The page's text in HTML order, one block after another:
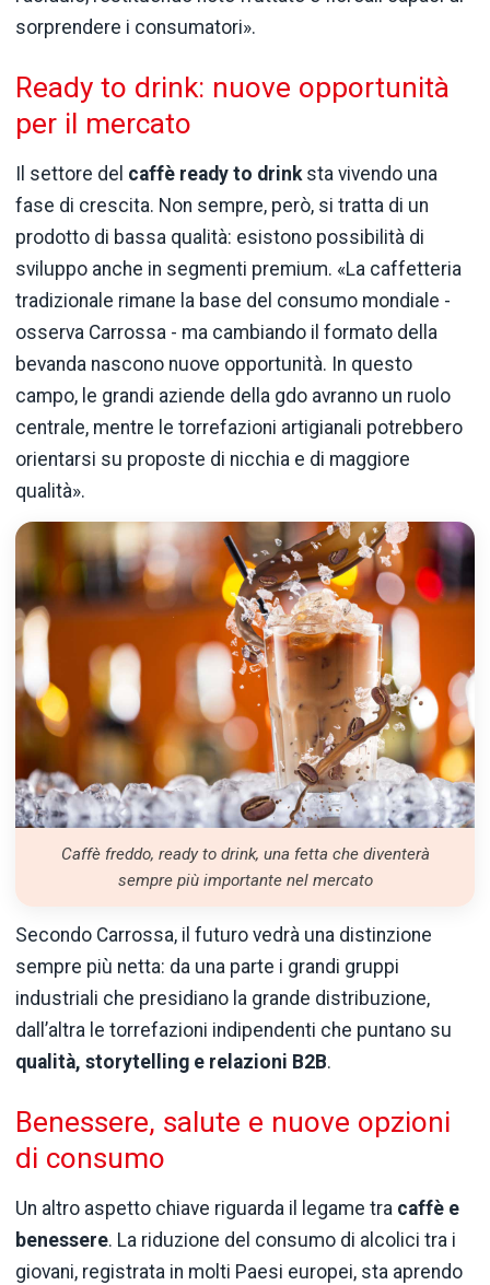
sorprendere i consumatori».
Ready to drink: nuove opportunità
per il mercato
Il settore del caffè ready to drinksta vivendo una
fase di crescita. Non sempre, però, si tratta di un
prodotto di bassa qualità: esistono possibilità di
sviluppo anche in segmenti premium. «La caffetteria
tradizionale rimane la base del consumo mondiale -
osserva Carrossa - ma cambiando il formato della
bevanda nascono nuove opportunità. In questo
campo, le grandi aziende della gdo avranno un ruolo
centrale, mentre le torrefazioni artigianali potrebbero
orientarsi su proposte di nicchia e di maggiore
qualità».
Caffè freddo, ready to drink, una fetta che diventerà
sempre più importante nel mercato
Secondo Carrossa, il futuro vedrà una distinzione
sempre più netta: da una parte i grandi gruppi
industriali che presidiano la grande distribuzione,
dall’altra le torrefazioni indipendenti che puntano su
qualità, storytelling e relazioni B2B.
Benessere, salute e nuove opzioni
di consumo
Un altro aspetto chiave riguarda il legame tra caffè e
benessere. La riduzione del consumo di alcolici tra i
giovani, registrata in molti Paesi europei, sta aprendo